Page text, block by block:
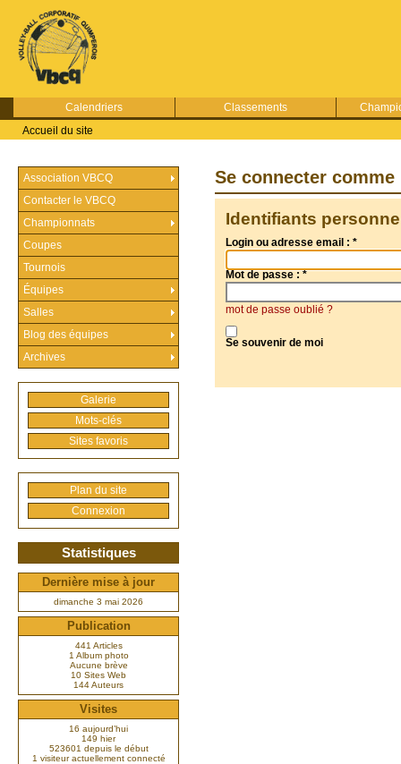
Calendriers Classements
Accueil du site
Se connecter
Identifiants
Login ou adresse email : *
Mot de passe :*
mot de passe oublié ?
Se souvenir de moi
Association VBCQ
Contacter le VBCQ
Championnats
Coupes
Tournois
Équipes
Salles
Blog des équipes
Archives
Galerie
Mots-clés
Sites favoris
Plan du site
Connexion
Statistiques
Dernière mise à jour
dimanche 3 mai 2026
Publication
441 Articles
1 Album photo
Aucune brève
10 Sites Web
144 Auteurs
Visites
16 aujourd’hui
149 hier
523601 depuis le début
1 visiteur actuellement connecté